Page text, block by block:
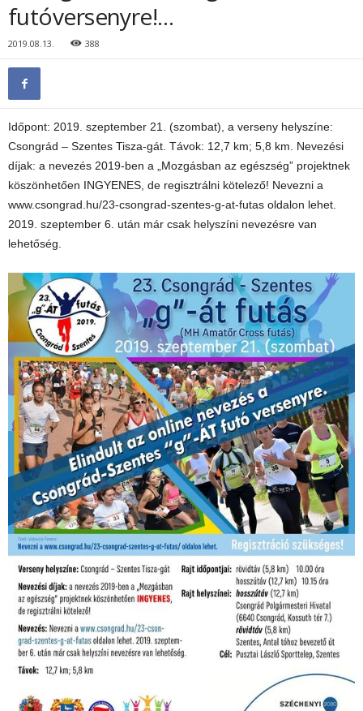
futóversenyre!…
2019.08.13. 388
Időpont: 2019. szeptember 21. (szombat), a verseny helyszíne:
Csongrád – Szentes Tisza-gát. Távok: 12,7 km; 5,8 km. Nevezési
díjak: a nevezés 2019-ben a „Mozgásban az egészség” projektnek
köszönhetően INGYENES, de regisztrálni kötelező! Nevezni a
www.csongrad.hu/23-csongrad-szentes-g-at-futas oldalon lehet.
2019. szeptember 6. után már csak helyszíni nevezésre van
lehetőség.